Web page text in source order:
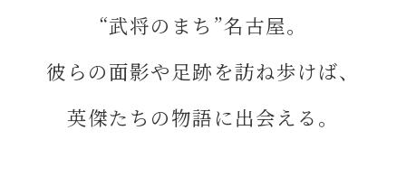
“武将のまち”名古屋。
彼らの面影や足跡を訪ね歩けば、
英傑たちの物語に出会える。